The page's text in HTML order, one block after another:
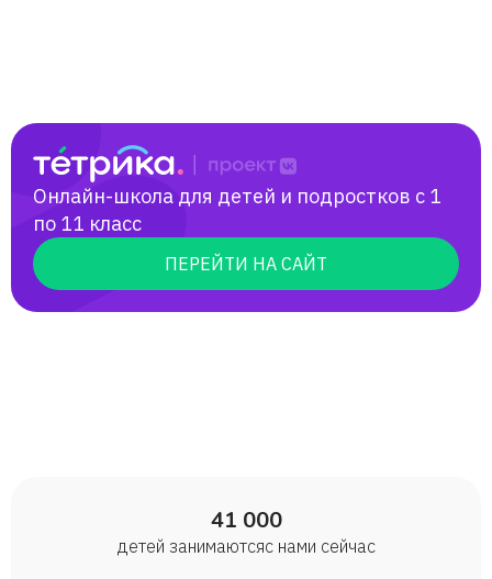
Онлайн-школа для детей и подростков с 1
по 11 класс
ПЕРЕЙТИ НА САЙТ
41 000
детей занимаются с нами сейчас